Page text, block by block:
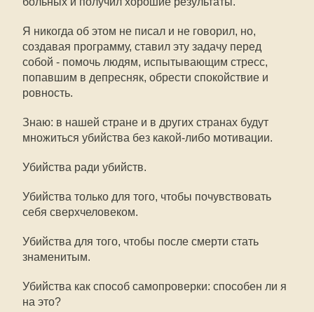
Я никогда об этом не писал и не говорил, но,
создавая программу, ставил эту задачу перед
собой - помочь людям, испытывающим стресс,
попавшим в депресняк, обрести спокойствие и
ровность.
Знаю: в нашей стране и в других странах будут
множиться убийства без какой-либо мотивации.
Убийства ради убийств.
Убийства только для того, чтобы почувствовать
себя сверхчеловеком.
Убийства для того, чтобы после смерти стать
знаменитым.
Убийства как способ самопроверки: способен ли я
на это?